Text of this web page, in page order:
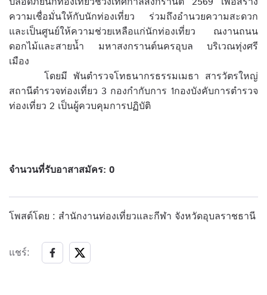
ความเชื่อมั่นให้กับนักท่องเที่ยว ร่วมถึงอำนวยความสะดวก
และเป็นศูนย์ให้ความช่วยเหลือแก่นักท่องเที่ยว ณงานถนน
ดอกไม้และสายน้ำ มหาสงกรานต์นครอุบล บริเวณทุ่งศรี
เมือง
โดยมี พันตำรวจโทธนากรธรรมเมธา สารวัตรใหญ่
สถานีตำรวจท่องเที่ยว 3 กองกำกับการ 1กองบังคับการตำรวจ
ท่องเที่ยว 2 เป็นผู้ควบคุมการปฏิบัติ
จำนวนที่รับอาสาสมัคร: 0
โพสต์โดย : สำนักงานท่องเที่ยวและกีฬา จังหวัดอุบลราชธานี
แชร์: